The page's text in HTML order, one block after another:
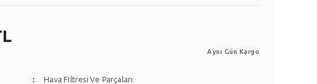
Aynı Gün Kargo
Hava Filtresi Ve Parçaları